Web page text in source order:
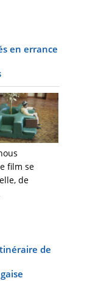
en errance
film se
de
de